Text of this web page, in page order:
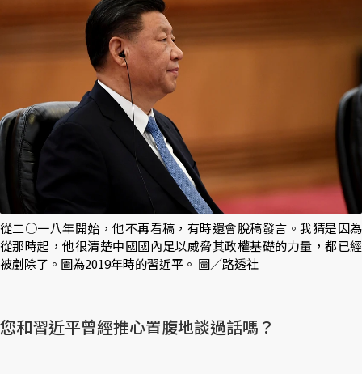
從二○一八年開始，他不再看稿，有時還會脫稿發言。我猜是因為
從那時起，他很清楚中國國內足以威脅其政權基礎的力量，都已經
被剷除了。圖為2019年時的習近平。 圖／路透社
您和習近平曾經推心置腹地談過話嗎？